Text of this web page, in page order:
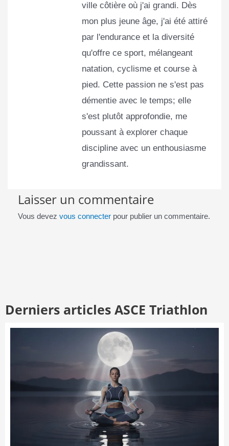
ville côtière où j'ai grandi. Dès
mon plus jeune âge, j'ai été attiré
par l'endurance et la diversité
qu'offre ce sport, mélangeant
natation, cyclisme et course à
pied. Cette passion ne s'est pas
démentie avec le temps; elle
s'est plutôt approfondie, me
poussant à explorer chaque
discipline avec un enthousiasme
grandissant.
Laisser un commentaire
Vous devez vous connecterpour publier un commentaire.
Derniers articles ASCE Triathlon